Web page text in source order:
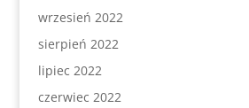
wrzesień 2022
sierpień 2022
lipiec 2022
czerwiec 2022